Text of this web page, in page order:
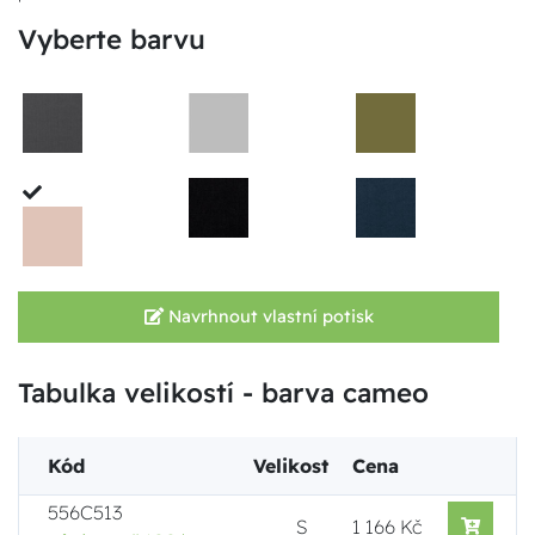
Vyberte barvu
Navrhnout vlastní potisk
Tabulka velikostí - barva cameo
Kód Velikost
Cena
556C513
S 1 166 Kč